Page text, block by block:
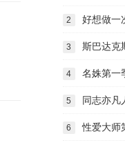
2 好想做一
3 斯巴达克
4 名姝第一
5 同志亦凡
6 性爱大师